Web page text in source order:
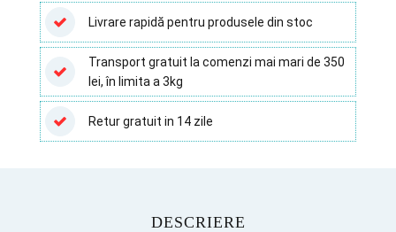
500
ml
Livrare rapidă pentru produsele din stoc
Transport gratuit la comenzi mai mari de 350
lei, în limita a 3kg
Retur gratuit in 14 zile
DESCRIERE